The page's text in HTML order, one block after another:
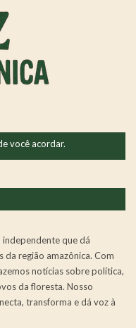
você acordar.
que dá
região amazônica. Com
notícias sobre política,
da floresta. Nosso
transforma e dá voz à